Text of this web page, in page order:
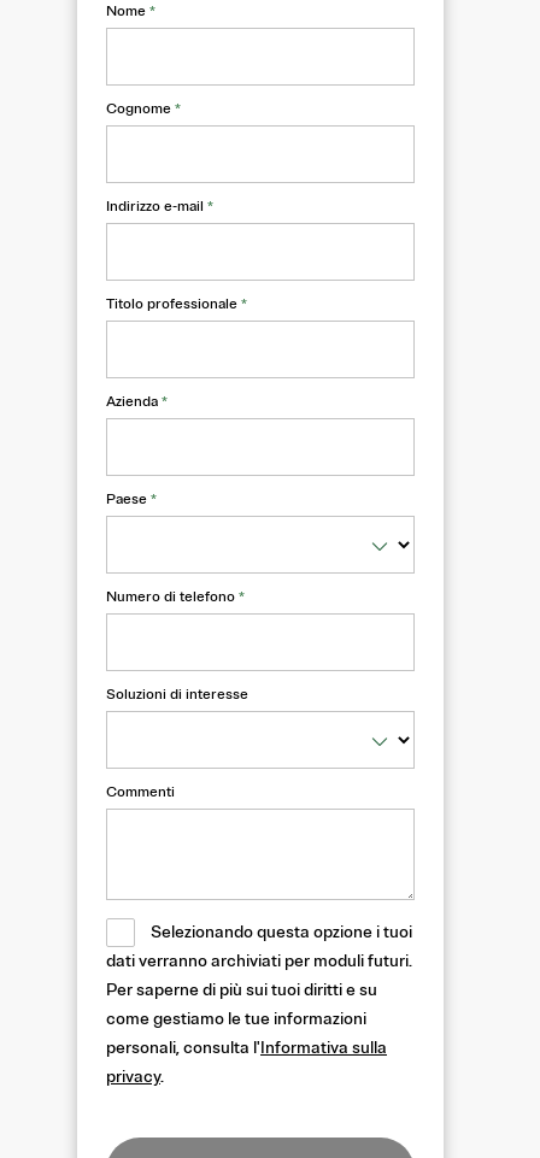
Nome *
Cognome *
Indirizzo e-mail *
Titolo professionale *
Azienda *
Paese *
Numero di telefono *
Soluzioni di interesse
Commenti
Selezionando questa opzione i tuoi
dati verranno archiviati per moduli futuri.
Per saperne di più sui tuoi diritti e su
come gestiamo le tue informazioni
personali, consulta l'Informativa sulla
privacy.